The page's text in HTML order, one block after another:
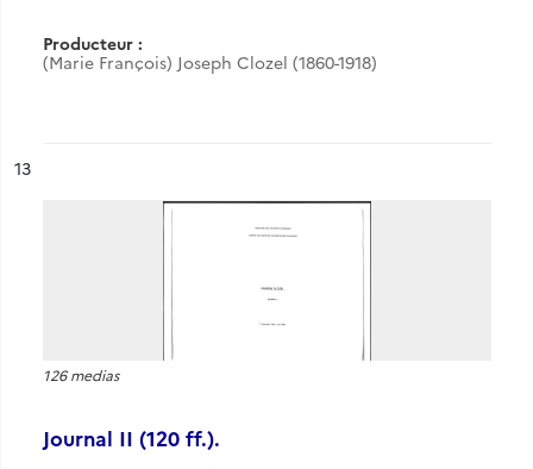
Producteur :
(Marie François) Joseph Clozel (1860-1918)
n°
13
126 medias
Journal II (120 ff.).